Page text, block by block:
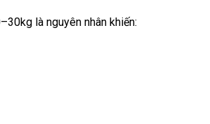
là nguyên nhân khiến: